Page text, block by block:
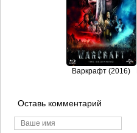
Варкрафт (2016)
Оставь комментарий